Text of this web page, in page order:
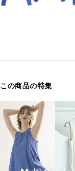
この商品の特集